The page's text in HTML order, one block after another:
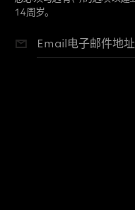
于我们是跨国企业，我们可
们认可的合作伙伴进行共享
隐私权相关法规赋予您多
14周岁。
Email电子邮件地址